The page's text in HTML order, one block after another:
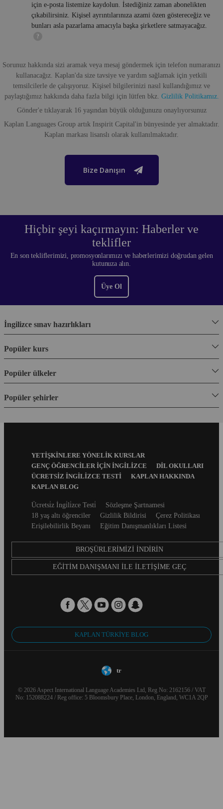
için e-posta listemize kaydolun. İstediğiniz zaman abonelikten
çıkabilirsiniz. Kişisel ayrıntılarınıza azami özen göstereceğiz ve
bunları asla pazarlama amacıyla başka şirketlere satmayacağız.
?
Sorunuz hakkında sizi aramak veya mesaj göndermek için telefon numaranızı
kullanacağız. Kaplan'da size tavsiye ve yardım sağlamak için yetkili
temsilcilerle de çalışıyoruz. Kişisel bilgilerinizi nasıl kullandığımız ve
paylaştığımız hakkında daha fazla bilgi için lütfen bkz. Gizlilik Politikamız.
Gönder'e tıklayarak 16 yaşından büyük olduğunuzu onaylıyorsunuz
Kaplan Languages Group artık Inspirit Capital'in bünyesinde yer almaktadır.
Kaplan markası lisanslı olarak kullanılmaktadır.
Bize Danışın
Hiçbir şeyi kaçırmayın: Haberler ve
teklifler
En son tekliflerimizi, promosyonlarımızı ve haberlerimizi doğrudan gelen
kutunuza alın.
Üye Ol
İngilizce sınav hazırlıkları
Popüler kurs
Popüler ülkeler
Popüler şehirler
FooterYETIŞKINLERE YÖNELIK KURSLAR
GENÇ ÖĞRENCILER İÇIN İNGILIZCE
DIL OKULLARI
ÜCRETSIZ İNGILIZCE TESTI
KAPLAN HAKKINDA
KAPLAN BLOG
SecondaryÜcretsi̇z İngi̇li̇zce Testi̇
Sözleşme Şartnamesi
18 yaş altı öğrenciler
Gizlilik Bildirisi
Çerez Politikası
Erişilebilirlik Beyanı
Eğitim Danışmanlıkları Listesi
BROŞÜRLERIMIZI İNDIRIN
EĞITIM DANIŞMANI ILE İLETIŞIME GEÇ
KAPLAN TÜRKIYE BLOG
tr
© 2026 Aspect International Language Academies Ltd, Reg No: 2162156 / VAT
No: 152088224 / Reg office: 5 Bloomsbury Place, London, England, WC1A 2QP